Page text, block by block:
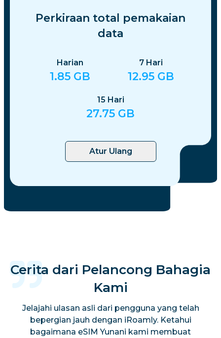
Perkiraan total pemakaian
data
Harian
1.85 GB
7 Hari
12.95 GB
15 Hari
27.75 GB
Atur Ulang
Cerita dari Pelancong Bahagia
Kami
Jelajahi ulasan asli dari pengguna yang telah
bepergian jauh dengan iRoamly. Ketahui
bagaimana eSIM Yunani kami membuat